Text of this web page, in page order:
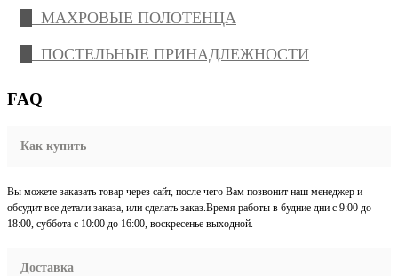
МАХРОВЫЕ ПОЛОТЕНЦА
ПОСТЕЛЬНЫЕ ПРИНАДЛЕЖНОСТИ
FAQ
Как купить
Вы можете заказать товар через сайт, после чего Вам позвонит наш менеджер и
обсудит все детали заказа, или сделать заказ.Время работы в будние дни с 9:00 до
18:00, суббота с 10:00 до 16:00, воскресенье выходной.
Доставка